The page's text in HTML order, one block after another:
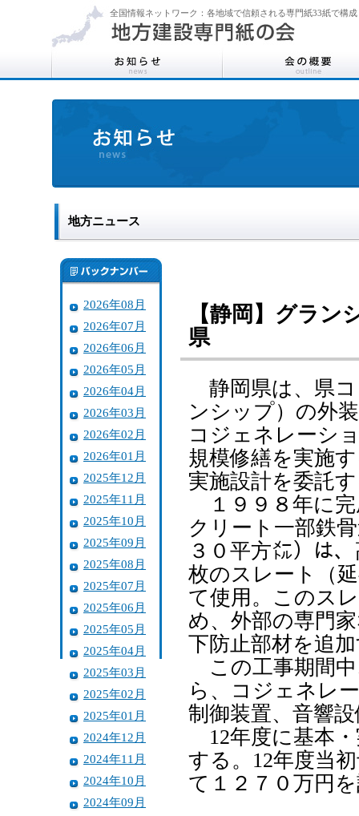
全国情報ネットワーク：各地域で信頼される専門紙33紙で構成
地方ニュース
2026年08月
2026年07月
2026年06月
2026年05月
2026年04月
2026年03月
2026年02月
2026年01月
2025年12月
2025年11月
2025年10月
2025年09月
2025年08月
2025年07月
2025年06月
2025年05月
2025年04月
2025年03月
2025年02月
2025年01月
2024年12月
2024年11月
2024年10月
2024年09月
【静岡】グラ
県
静岡県は、県
ンシップ）の外
コジェネレーシ
規模修繕を実施
実施設計を委託
１９９８年に完
クリート一部鉄
３０平方㍍）は
枚のスレート（
て使用。このス
め、外部の専門
下防止部材を追
この工事期間
ら、コジェネレ
制御装置、音響
12年度に基本・
する。12年度当
て１２７０万円